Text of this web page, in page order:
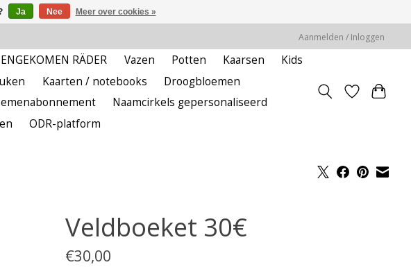
Aanmelden / Inloggen
RÄDER Vazen Potten Kaarsen
Kids
Kaarten / notebooks
Droogbloemen
Naamcirkels gepersonaliseerd
ODR-platform
Veldboeket 30€
€30,00
Ja Nee Meer over cookies »